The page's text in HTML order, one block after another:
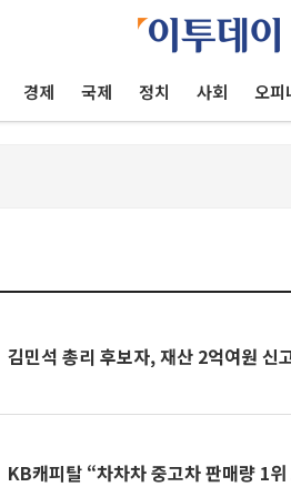
경제 국제 정치 사회 오피
김민석 총리 후보자, 재산 2억여원 신
KB캐피탈 “차차차 중고차 판매량 1